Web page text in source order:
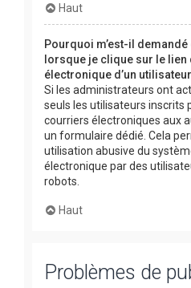
Haut
Pourquoi m’est-il
lorsque je clique sur le
électronique d’un
Si les administrateurs ont
seuls les utilisateurs inscrits
courriers électroniques aux
un formulaire dédié. Cela
utilisation abusive du
électronique par des
robots.
Haut
Problèmes de